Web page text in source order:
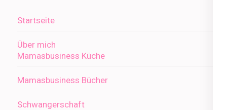
Startseite
Über mich
Mamasbusiness Küche
Mamasbusiness Bücher
Schwangerschaft